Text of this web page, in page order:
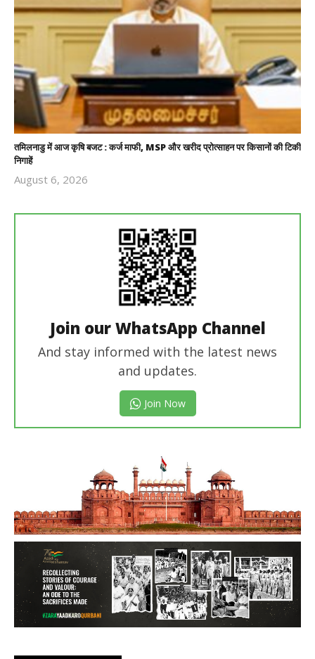
तमिलनाडु में आज कृषि बजट : कर्ज माफी, MSP और खरीद प्रोत्साहन पर किसानों की टिकी
निगाहें
August 6, 2026
Join our WhatsApp Channel
And stay informed with the latest news
and updates.
Join Now